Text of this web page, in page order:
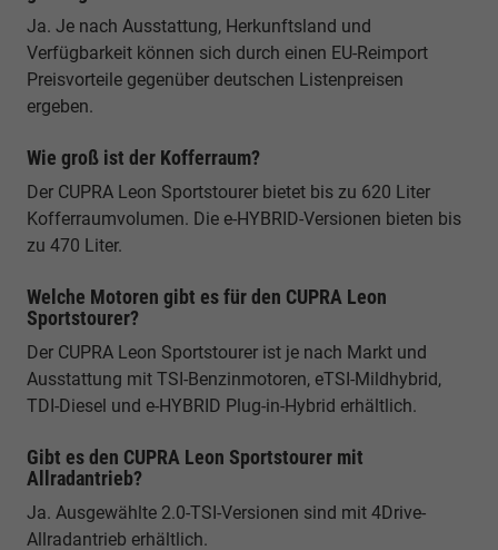
Ja. Je nach Ausstattung, Herkunftsland und
Verfügbarkeit können sich durch einen EU-Reimport
Preisvorteile gegenüber deutschen Listenpreisen
ergeben.
Wie groß ist der Kofferraum?
Der CUPRA Leon Sportstourer bietet bis zu 620 Liter
Kofferraumvolumen. Die e-HYBRID-Versionen bieten bis
zu 470 Liter.
Welche Motoren gibt es für den CUPRA Leon
Sportstourer?
Der CUPRA Leon Sportstourer ist je nach Markt und
Ausstattung mit TSI-Benzinmotoren, eTSI-Mildhybrid,
TDI-Diesel und e-HYBRID Plug-in-Hybrid erhältlich.
Gibt es den CUPRA Leon Sportstourer mit
Allradantrieb?
Ja. Ausgewählte 2.0-TSI-Versionen sind mit 4Drive-
Allradantrieb erhältlich.